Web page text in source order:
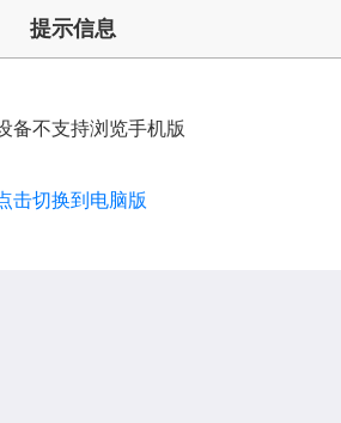
提示信息
备不支持浏览手机版
击切换到电脑版